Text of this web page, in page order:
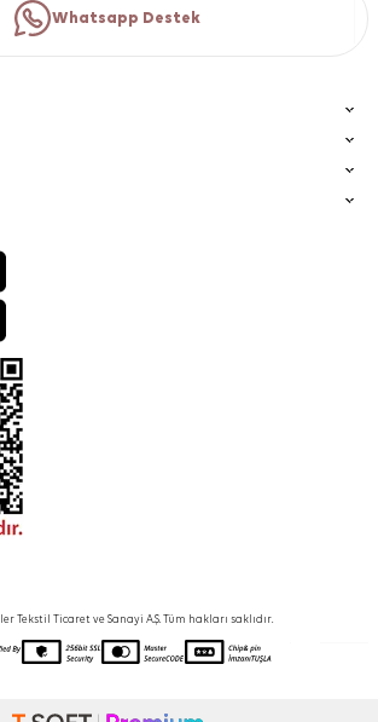
Whatsapp Destek
Tekstil Ticaret ve Sanayi A.Ş. Tüm hakları saklıdır.